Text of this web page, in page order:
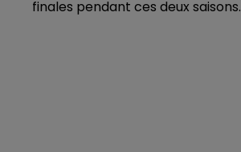
finales pendant ces deux saisons.